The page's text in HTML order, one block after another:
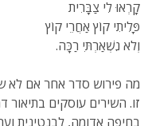
קָרְאוּ לִי צַבָּרִית
פָּלִיתִי קוֹץ אַחֲרֵי קוֹץ
וְלֹא נִשְׁאַרְתִּי רַכָּה.
מה פירוש סדר אחר אם לא
זו. השירים עוסקים בתיאור
בחיפה אדומה, לבנטינית